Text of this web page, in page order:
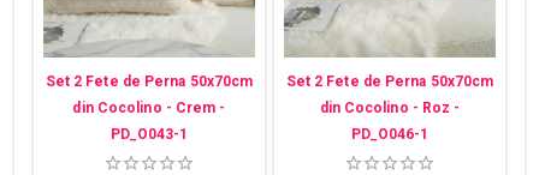
Set 2 Fete de Perna 50x70cm
din Cocolino - Crem -
PD_O043-1
Set 2 Fete de Perna 50x70cm
din Cocolino - Roz -
PD_O046-1